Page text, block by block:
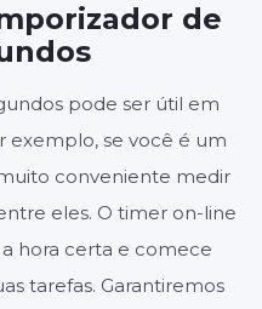
de
pode ser útil em
exemplo, se você é um
conveniente medir
eles. O timer on-line
hora certa e comece
tarefas. Garantiremos
Redefinir